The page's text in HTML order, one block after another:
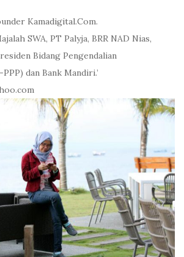
Kamadigital.Com.
SWA, PT Palyja, BRR NAD Nias,
Bidang Pengendalian
dan Bank Mandiri.’